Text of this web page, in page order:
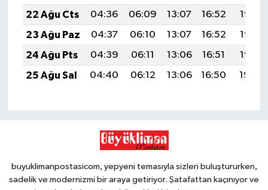
22 Ağu Cts
04:36 06:09 13:07 16:52
19:55
23 Ağu Paz
04:37 06:10 13:07 16:52
19:53
24 Ağu Pts
04:39 06:11 13:06 16:51
19:52
25 Ağu Sal
04:40 06:12 13:06 16:50 19:50
buyuklimanpostasicom, yepyeni temasıyla sizleri buluştururken,
sadelik ve modernizmi bir araya getiriyor. Şatafattan kaçınıyor ve